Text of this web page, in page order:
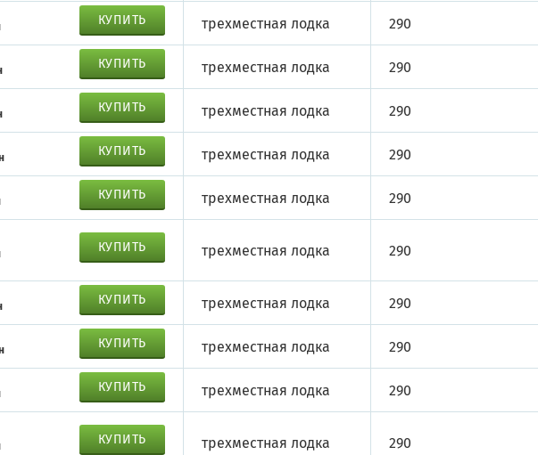
КУПИТЬ трехместная лодка 290
КУПИТЬ трехместная лодка 290
КУПИТЬ трехместная лодка 290
КУПИТЬ трехместная лодка 290
КУПИТЬ трехместная лодка 290
КУПИТЬ трехместная лодка 290
КУПИТЬ трехместная лодка 290
КУПИТЬ трехместная лодка 290
КУПИТЬ трехместная лодка 290
КУПИТЬ трехместная лодка 290